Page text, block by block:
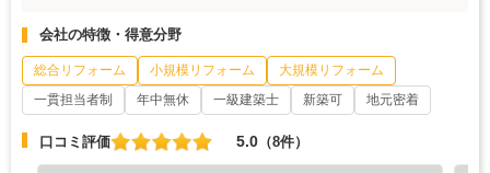
会社の特徴・得意分野
総合リフォーム 小規模リフォーム
大規模リフォーム
一貫担当者制
年中無休 一級建築士 新築可 地元密着
口コミ評価 5.0 （8件）